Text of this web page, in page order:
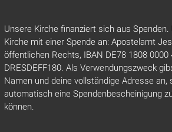
Unsere Kirche finanziert sich aus
Kirche mit einer Spende an: Apostelamt
öffentlichen Rechts, IBAN DE78 1808 0000
DRESDEFF180. Als Verwendungszweck
Namen und deine vollständige Adresse an,
automatisch eine Spendenbescheinigung
können.